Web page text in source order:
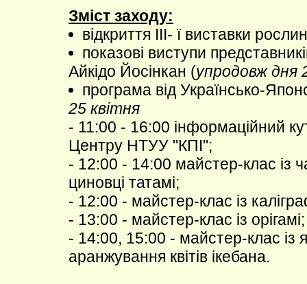
Зміст заходу:
відкриття ІІІ- ї виставки
показові виступи
Айкідо Йосінкан (упродовж дня
програма від Українсько-
25 квітня
- 11:00 - 16:00 інформаційний
Центру НТУУ "КПІ";
- 12:00 - 14:00 майстер-клас із
циновці татамі;
- 12:00 - майстер-клас із
- 13:00 - майстер-клас із орігамі;
- 14:00, 15:00 - майстер-клас із
аранжування квітів ікебана.